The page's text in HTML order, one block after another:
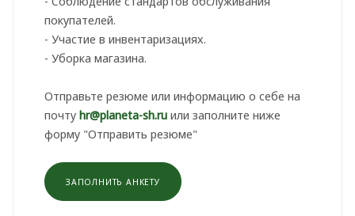
покупателей.
- Участие в инвентаризациях.
- Уборка магазина.
Отправьте резюме или информацию о себе на
почту hr@planeta-sh.ru или заполните ниже
форму "Отправить резюме"
ЗАПОЛНИТЬ АНКЕТУ